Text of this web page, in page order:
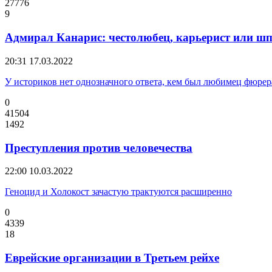
27776
9
Адмирал Канарис: честолюбец, карьерист или
20:31 17.03.2022
У историков нет однозначного ответа, кем был любимец
0
41504
1492
Преступления против человечества
22:00 10.03.2022
Геноцид и Холокост зачастую трактуются расширенно
0
4339
18
Еврейские организации в Третьем рейхе